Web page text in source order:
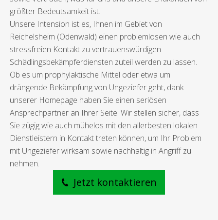
größter Bedeutsamkeit ist.
Unsere Intension ist es, Ihnen im Gebiet von
Reichelsheim (Odenwald) einen problemlosen wie auch
stressfreien Kontakt zu vertrauenswürdigen
Schädlingsbekämpferdiensten zuteil werden zu lassen.
Ob es um prophylaktische Mittel oder etwa um
drängende Bekämpfung von Ungeziefer geht, dank
unserer Homepage haben Sie einen seriösen
Ansprechpartner an Ihrer Seite. Wir stellen sicher, dass
Sie zügig wie auch mühelos mit den allerbesten lokalen
Dienstleistern in Kontakt treten können, um Ihr Problem
mit Ungeziefer wirksam sowie nachhaltig in Angriff zu
nehmen.
Jetzt kontaktieren